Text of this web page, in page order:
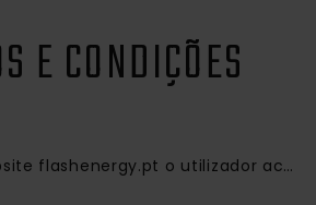
E CONDIÇÕES
Ao navegar no website flashenergy.pt o utilizador aceita os termos e condições abaixo descritos.